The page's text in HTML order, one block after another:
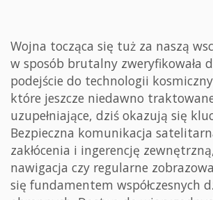
Wojna tocząca się tuż za naszą
w sposób brutalny zweryfikowała
podejście do technologii
które jeszcze niedawno
uzupełniające, dziś okazują się
Bezpieczna komunikacja
zakłócenia i ingerencję
nawigacja czy regularne
się fundamentem współczesnych